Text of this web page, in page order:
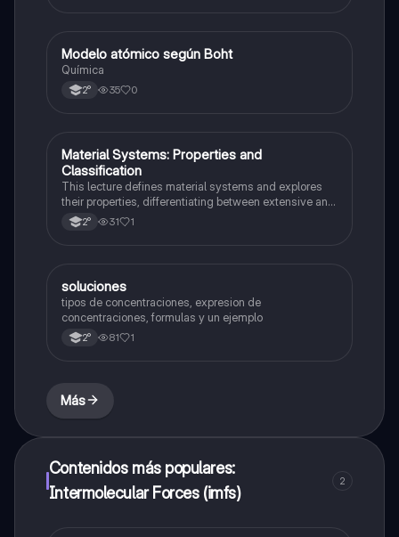
Química
Modelo atómico según Boht
Química
2° 35 0
Química
Material Systems: Properties and
Classification
This lecture defines material systems and explores
their properties, differentiating between extensive and
intensive properties.
2° 31 1
Química
soluciones
tipos de concentraciones, expresion de
concentraciones, formulas y un ejemplo
2° 81 1
Más
Contenidos más populares:
Intermolecular Forces (imfs)
2